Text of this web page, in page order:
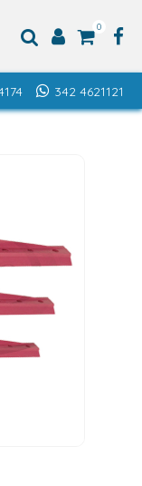
0
342 4621121